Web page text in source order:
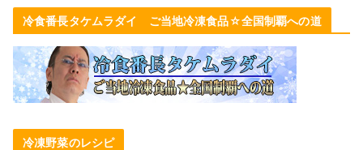
冷食番長タケムラダイ ご当地冷凍食品☆全国制覇への道
冷凍野菜のレシピ